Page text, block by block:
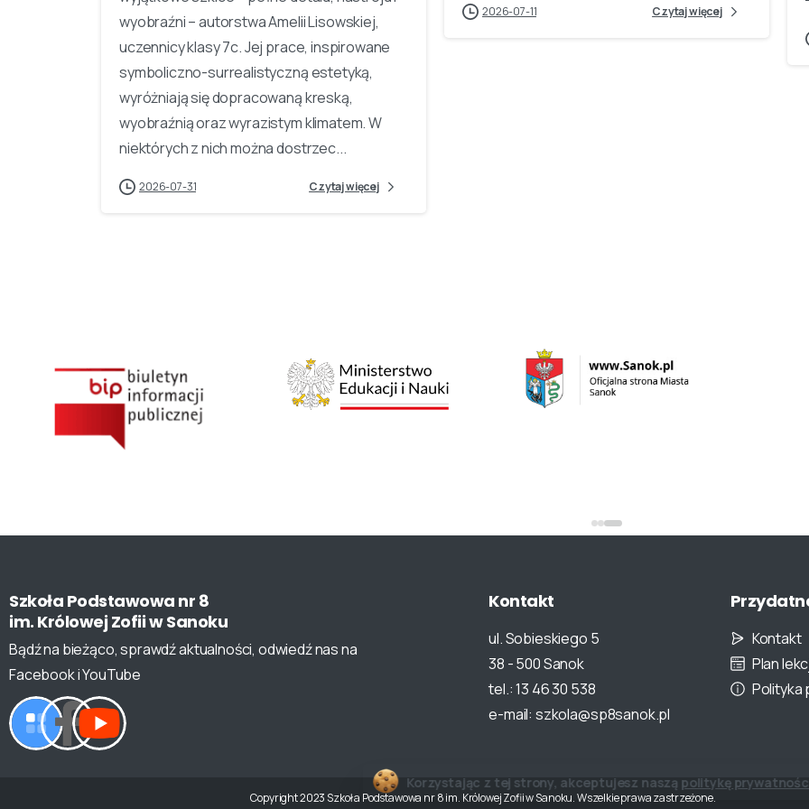
wyobraźni – autorstwa Amelii Lisowskiej,
uczennicy klasy 7c. Jej prace, inspirowane
symboliczno-surrealistyczną estetyką,
wyróżniają się dopracowaną kreską,
wyobraźnią oraz wyrazistym klimatem. W
niektórych z nich można dostrzec...
2026-07-31 Czytaj więcej
2026-07-11 Czytaj więcej
Szkoła Podstawowa nr 8
im. KrólowejZofiiwSanoku
Bądź na bieżąco, sprawdź aktualności, odwiedź nas na
Facebook i YouTube
Kontakt
ul. Sobieskiego 5
38 - 500 Sanok
tel.: 13 46 30 538
e-mail: szkola@sp8sanok.pl
Kontakt
Plan
Polityka
Copyright 2023 Szkoła Podstawowa nr 8 im. Królowej Zofii w Sanoku. Wszelkie prawa zastrzeżone.
Korzystając z tej strony, akceptujesz naszą politykę